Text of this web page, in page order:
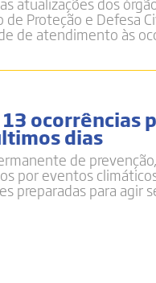
Proteção e Defesa
de atendimento às
ocorrências
dias
de
por eventos
preparadas para agir